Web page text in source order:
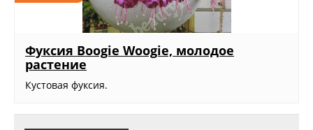
Фуксия Boogie Woogie, молодое
растение
Кустовая фуксия.